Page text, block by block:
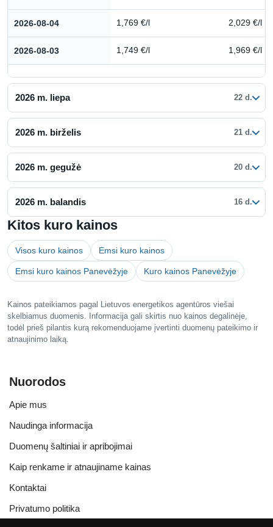
2026-08-04 1,769 €/l 2,029 €/l
2026-08-03 1,749 €/l 1,969 €/l
2026 m. liepa 22 d.
2026 m. birželis 21 d.
2026 m. gegužė 20 d.
2026 m. balandis 16 d.
Kitos kuro kainos
Visos kuro kainos Emsi kuro kainos
Emsi kuro kainos Panevėžyje Kuro kainos Panevėžyje
Kainos pateikiamos pagal Lietuvos energetikos agentūros viešai
skelbiamus duomenis. Informacija gali skirtis nuo kainos degalinėje,
todėl prieš pilantis kurą rekomenduojame įvertinti duomenų pateikimo ir
atnaujinimo laiką.
Nuorodos
Apie mus
Naudinga informacija
Duomenų šaltiniai ir apribojimai
Kaip renkame ir atnaujiname kainas
Kontaktai
Privatumo politika